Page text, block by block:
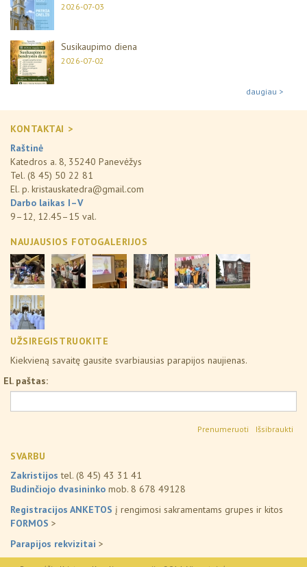
2026-07-03
Susikaupimo diena
2026-07-02
daugiau >
KONTAKTAI >
Raštinė
Katedros a. 8, 35240 Panevėžys
Tel. (8 45) 50 22 81
El. p. kristauskatedra@gmail.com
Darbo laikas I–V
9–12, 12.45–15 val.
NAUJAUSIOS FOTOGALERIJOS
UŽSIREGISTRUOKITE
Kiekvieną savaitę gausite svarbiausias parapijos naujienas.
El. paštas:
Išsibraukti
SVARBU
Zakristijos tel. (8 45) 43 31 41
Budinčiojo dvasininko mob. 8 678 49128
Registracijos ANKETOS į rengimosi sakramentams grupes ir kitos
FORMOS >
Parapijos rekvizitai >